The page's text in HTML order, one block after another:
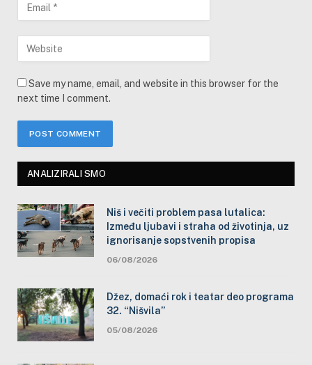
Save my name, email, and website in this browser for the
next time I comment.
ANALIZIRALI SMO
Niš i večiti problem pasa lutalica:
Između ljubavi i straha od životinja, uz
ignorisanje sopstvenih propisa
06/08/2026
Džez, domaći rok i teatar deo programa
32. “Nišvila”
05/08/2026